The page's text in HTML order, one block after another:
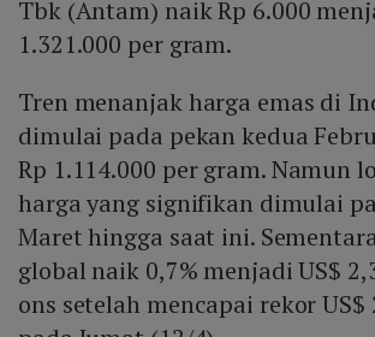
Tbk (Antam) naik Rp 6.000
1.321.000 per gram.
Tren menanjak harga emas di
dimulai pada pekan kedua
Rp 1.114.000 per gram. Namun
harga yang signifikan dimulai
Maret hingga saat ini.
global naik 0,7% menjadi US$
ons setelah mencapai rekor US$